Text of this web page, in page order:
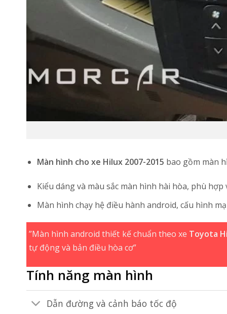
Màn hình cho xe Hilux 2007-2015 bao gồm màn
Kiểu dáng và màu sắc màn hình hài hòa, phù
Màn hình chạy hệ điều hành android, cấu hình
”Màn hình android thiết kế chuẩn theo xe Toyota
tự động và bản điều hòa cơ”
Tính năng màn hình
Dẫn đường và cảnh báo tốc độ